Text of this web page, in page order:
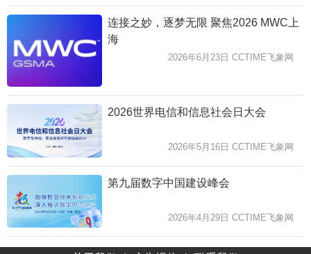
连接之妙，逐梦无限 聚焦2026 MWC上
海
2026年6月23日 CCTIME飞象网
2026世界电信和信息社会日大会
2026年5月16日 CCTIME飞象网
第九届数字中国建设峰会
2026年4月29日 CCTIME飞象网